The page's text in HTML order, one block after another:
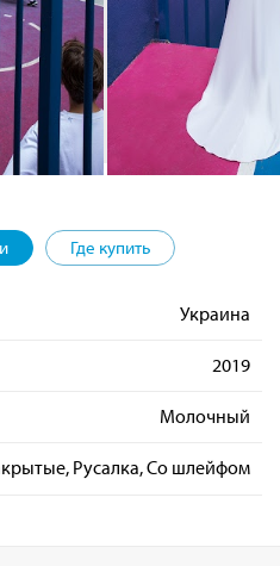
Где купить
Украина
2019
Молочный
Русалка, Со шлейфом